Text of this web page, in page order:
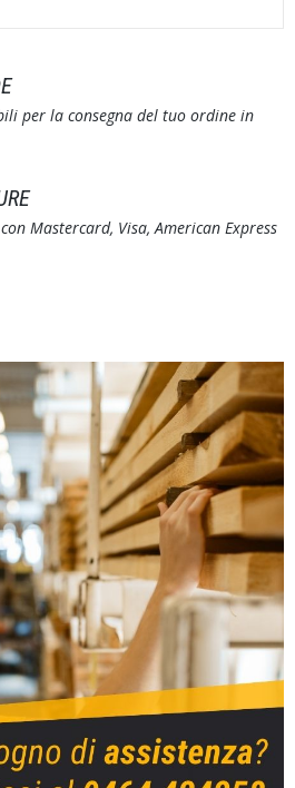
per la consegna del tuo ordine in
Mastercard, Visa, American Express